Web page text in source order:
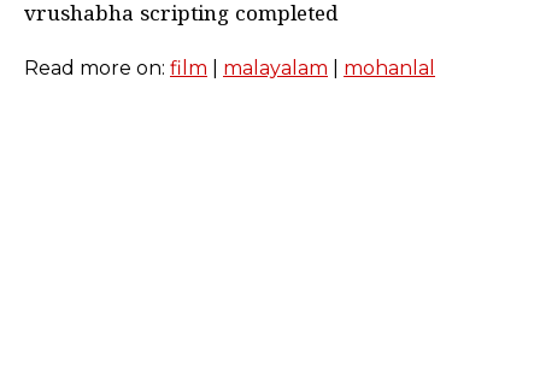
vrushabha scripting completed
Read more on: film malayalam mohanlal